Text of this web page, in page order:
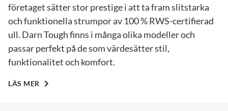
företaget sätter stor prestige i att ta fram slitstarka
och funktionella strumpor av 100 % RWS-certifierad
ull. Darn Tough finns i många olika modeller och
passar perfekt på de som värdesätter stil,
funktionalitet och komfort.
LÄS MER